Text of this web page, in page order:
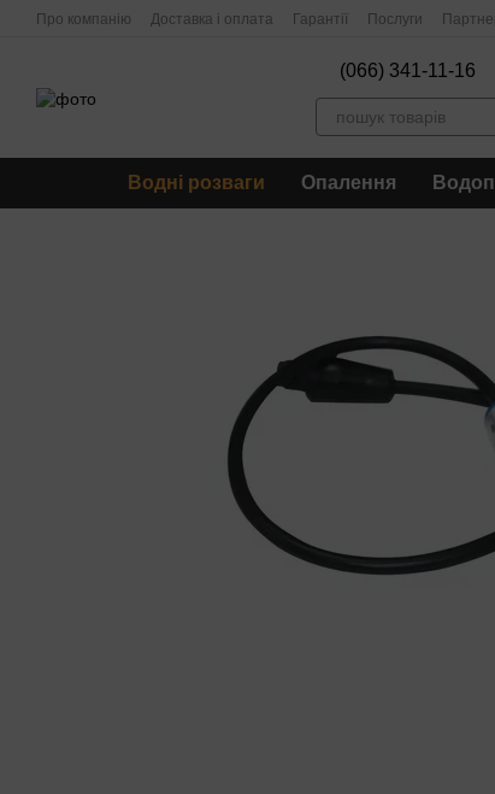
Перейти до основного контенту
Про компанію Доставка і оплата Гарантії Послуги
(066) 341-11-16
Водні розваги Опалення